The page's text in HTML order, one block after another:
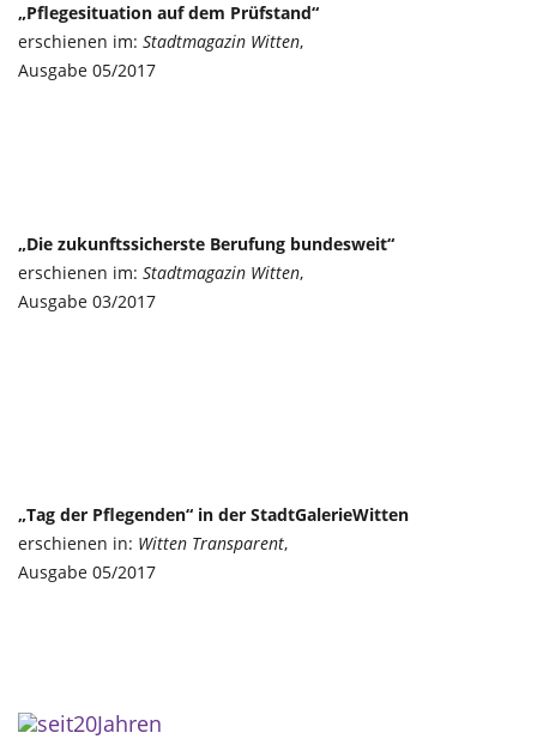
„Pflegesituation auf dem Prüfstand“
erschienen im: Stadtmagazin Witten,
Ausgabe 05/2017
„Die zukunftssicherste Berufung bundesweit“
erschienen im: Stadtmagazin Witten,
Ausgabe 03/2017
„Tag der Pflegenden“ in der StadtGalerieWitten
erschienen in: Witten Transparent,
Ausgabe 05/2017